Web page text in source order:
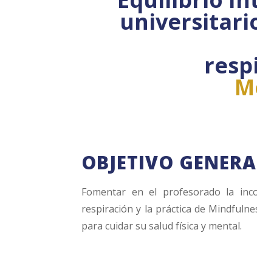
OBJETIVO
Fomentar en el profesorado la
respiración y la práctica de
para cuidar su salud física y mental.